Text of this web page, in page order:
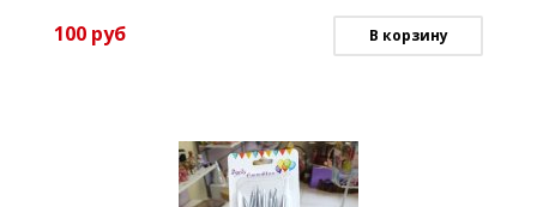
100 руб В корзину